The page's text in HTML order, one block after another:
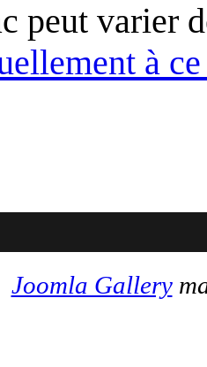
peut varier
à
Joomla Gallery